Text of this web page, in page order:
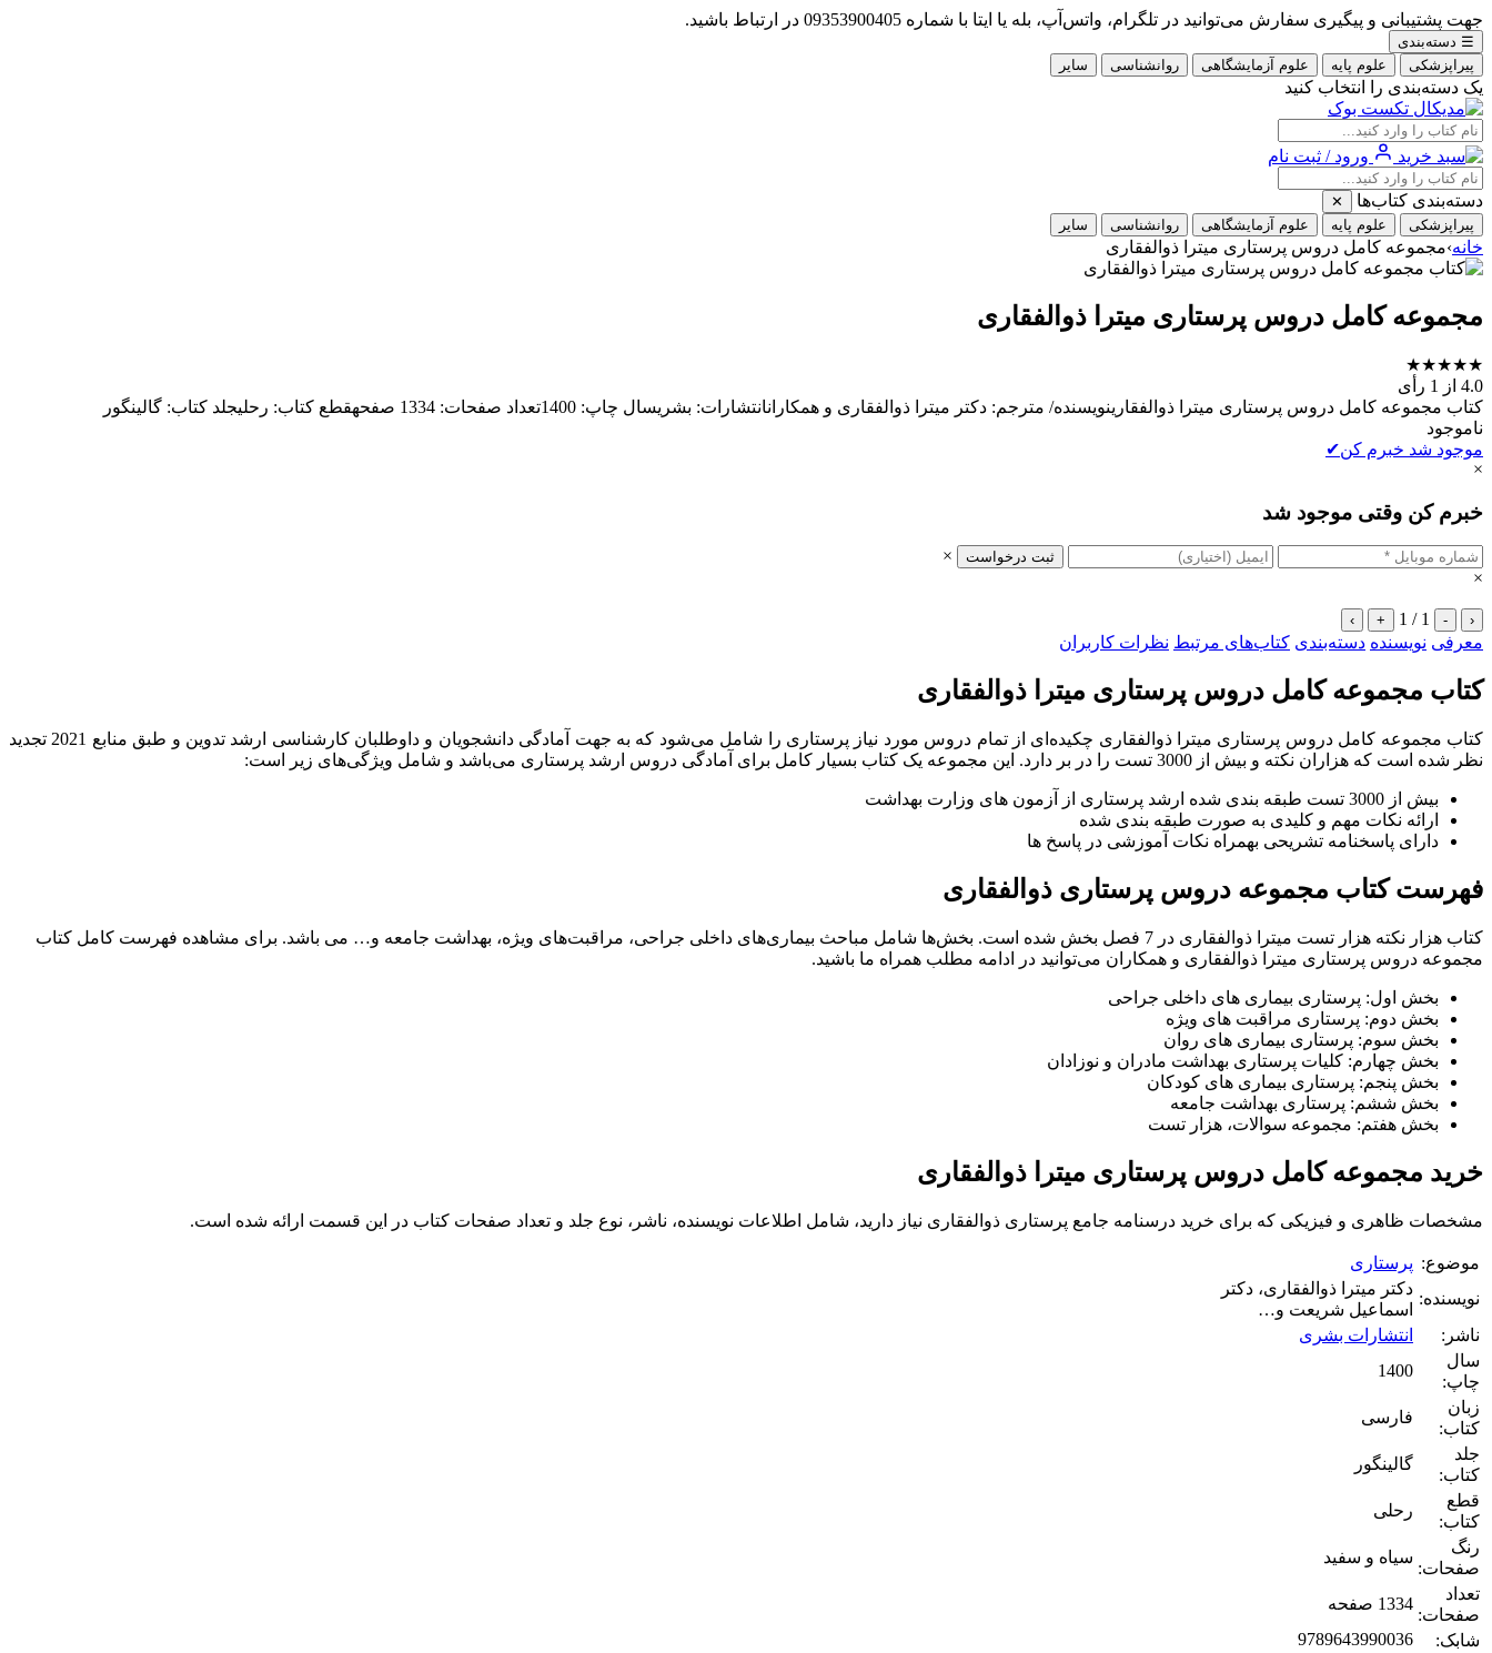
جهت پشتیبانی و پیگیری سفارش می‌توانید در تلگرام، واتس‌آپ، بله یا ایتا با شماره 09353900405 در ارتباط باشید.
☰ دسته‌بندی
پیراپزشکی
علوم پایه علوم آزمایشگاهی روانشناسی سایر
یک دسته‌بندی را انتخاب کنید
ورود / ثبت نام
دسته‌بندی کتاب‌ها
✕
پیراپزشکی
علوم پایه علوم آزمایشگاهی روانشناسی سایر
خانه›مجموعه کامل دروس پرستاری میترا ذوالفقاری
مجموعه کامل دروس پرستاری میترا ذوالفقاری
★
★
★
★
★
4.0 از 1 رأی
کتاب مجموعه کامل دروس پرستاری میترا ذوالفقارینویسنده/ مترجم: دکتر میترا ذوالفقاری و همکارانانتشارات: بشریسال چاپ: 1400تعداد صفحات: 1334 صفحهقطع کتاب: رحلیجلد کتاب: گالینگور
ناموجود
موجود شد خبرم کن✔
×
خبرم کن وقتی موجود شد
ثبت درخواست
×
×
‹
-
1 / 1
+
›
معرفی نویسنده دسته‌بندی کتاب‌های مرتبط نظرات کاربران
کتاب مجموعه کامل دروس پرستاری میترا ذوالفقاری
کتاب مجموعه کامل دروس پرستاری میترا ذوالفقاری چکیده‌ای از تمام دروس مورد نیاز پرستاری را شامل می‌شود که به جهت آمادگی دانشجویان و داوطلبان کارشناسی ارشد تدوین و طبق منابع 2021 تجدید
نظر شده است که هزاران نکته و بیش از 3000 تست را در بر دارد. این مجموعه یک کتاب بسیار کامل برای آمادگی دروس ارشد پرستاری می‌باشد و شامل ویژگی‌های زیر است:
بیش از 3000 تست طبقه بندی شده ارشد پرستاری از آزمون های وزارت بهداشت
ارائه نکات مهم و کلیدی به صورت طبقه بندی شده
دارای پاسخنامه تشریحی بهمراه نکات آموزشی در پاسخ ها
فهرست کتاب مجموعه دروس پرستاری ذوالفقاری
کتاب هزار نکته هزار تست میترا ذوالفقاری در 7 فصل بخش شده است. بخش‌ها شامل مباحث بیماری‌های داخلی جراحی، مراقبت‌های ویژه، بهداشت جامعه و… می باشد. برای مشاهده فهرست کامل کتاب
مجموعه دروس پرستاری میترا ذوالفقاری و همکاران می‌توانید در ادامه مطلب همراه ما باشید.
بخش اول: پرستاری بیماری های داخلی جراحی
بخش دوم: پرستاری مراقبت های ویژه
بخش سوم: پرستاری بیماری های روان
بخش چهارم: کلیات پرستاری بهداشت مادران و نوزادان
بخش پنجم: پرستاری بیماری های کودکان
بخش ششم: پرستاری بهداشت جامعه
بخش هفتم: مجموعه سوالات، هزار تست
خرید مجموعه کامل دروس پرستاری میترا ذوالفقاری
مشخصات ظاهری و فیزیکی که برای خرید درسنامه جامع پرستاری ذوالفقاری نیاز دارید، شامل اطلاعات نویسنده، ناشر، نوع جلد و تعداد صفحات کتاب در این قسمت ارائه شده است.
موضوع: پرستاری
نویسنده:
دکتر میترا ذوالفقاری، دکتر
اسماعیل شریعت و…
ناشر:
انتشارات بشری
سال
چاپ:
1400
زبان
کتاب:
فارسی
جلد
کتاب:
گالینگور
قطع
کتاب:
رحلی
رنگ
صفحات:
سیاه و سفید
تعداد
صفحات:
1334 صفحه
شابک:
9789643990036